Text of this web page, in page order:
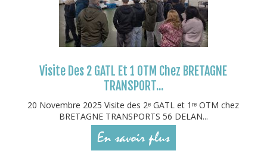
Visite Des 2 GATL Et 1 OTM Chez BRETAGNE
TRANSPORT...
20 Novembre 2025 Visite des 2ᵉ GATL et 1ʳᵉ OTM chez
BRETAGNE TRANSPORTS 56 DELAN...
En savoir plus